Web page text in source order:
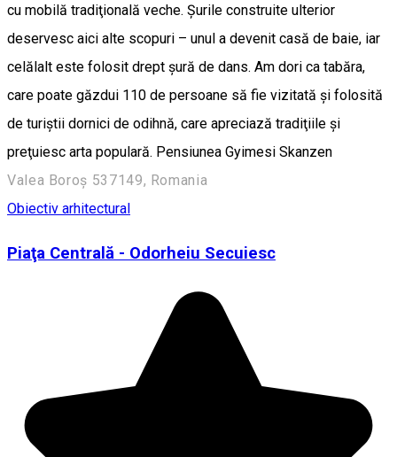
cu mobilă tradiţională veche. Șurile construite ulterior
deservesc aici alte scopuri – unul a devenit casă de baie, iar
celălalt este folosit drept şură de dans. Am dori ca tabăra,
care poate găzdui 110 de persoane să fie vizitată şi folosită
de turiştii dornici de odihnă, care apreciază tradiţiile şi
preţuiesc arta populară. Pensiunea Gyimesi Skanzen
Valea Boroș 537149, Romania
Obiectiv arhitectural
Piaţa Centrală - Odorheiu Secuiesc